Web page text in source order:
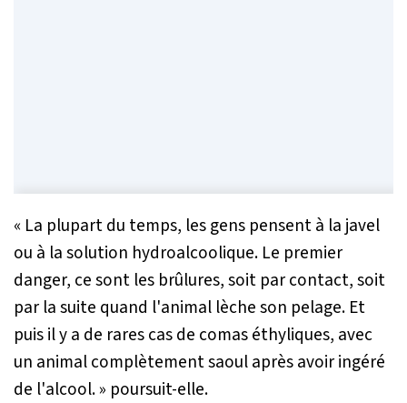
« La plupart du temps, les gens pensent à la javel
ou à la solution hydroalcoolique. Le premier
danger, ce sont les brûlures, soit par contact, soit
par la suite quand l'animal lèche son pelage. Et
puis il y a de rares cas de comas éthyliques, avec
un animal complètement saoul après avoir ingéré
de l'alcool. » poursuit-elle.